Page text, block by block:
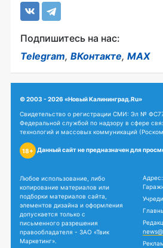
Подпишитесь на нас:
Telegram, ВКонтакте, MAX
© 2003 - 2026 «Новый Калининград.Ru»
Свидетельство о регистрации СМИ: Эл №
Федеральной службой по надзору в сфере
технологий и массовых коммуникаций
18+ Данный сайт не предназначен для
Любое использование, либо
копирование материалов или
подборки материалов сайта,
элементов дизайна и оформления
допускается только с
письменного разрешения
правообладателя - ЗАО «Твик
Маркетинг».
Адрес: